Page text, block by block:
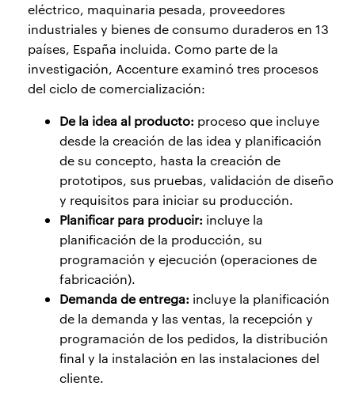
eléctrico, maquinaria pesada, proveedores
industriales y bienes de consumo duraderos en 13
países, España incluida. Como parte de la
investigación, Accenture examinó tres procesos
del ciclo de comercialización:
De la idea al producto: proceso que incluye
desde la creación de las idea y planificación
de su concepto, hasta la creación de
prototipos, sus pruebas, validación de diseño
y requisitos para iniciar su producción.
Planificar para producir: incluye la
planificación de la producción, su
programación y ejecución (operaciones de
fabricación).
Demanda de entrega: incluye la planificación
de la demanda y las ventas, la recepción y
programación de los pedidos, la distribución
final y la instalación en las instalaciones del
cliente.